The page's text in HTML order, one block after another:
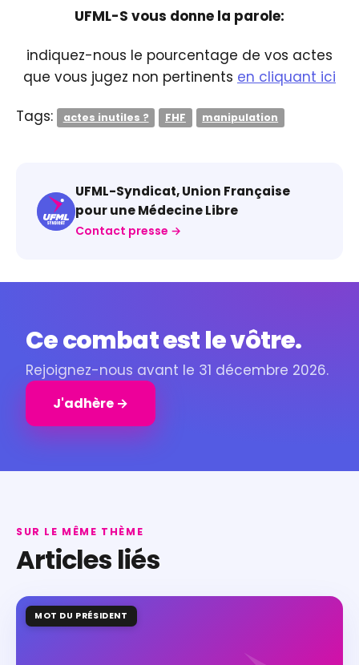
UFML-S vous donne la parole:
indiquez-nous le pourcentage de vos actes
que vous jugez non pertinents en cliquant ici
Tags: actes inutiles ? FHF manipulation
UFML-Syndicat, Union Française
pour une Médecine Libre
Contact presse →
Ce combat est le vôtre.
Rejoignez-nous avant le 31 décembre 2026.
J'adhère →
SUR LE MÊME THÈME
Articles liés
MOT DU PRÉSIDENT